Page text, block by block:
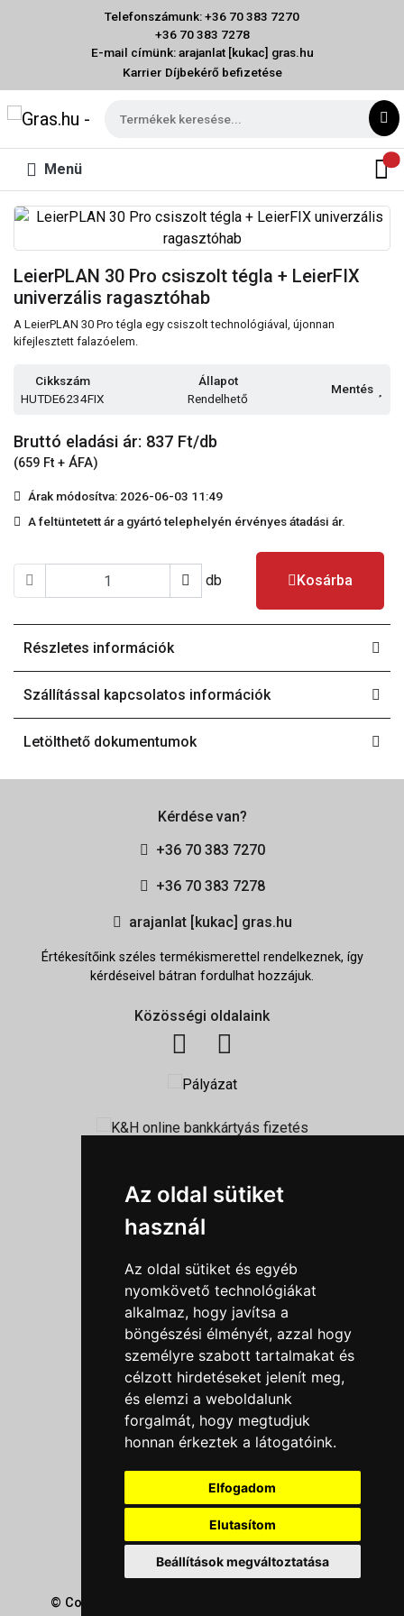
Az oldal sütiket
használ
Az oldal sütiket és egyéb
nyomkövető technológiákat
alkalmaz, hogy javítsa a
böngészési élményét, azzal hogy
személyre szabott tartalmakat és
célzott hirdetéseket jelenít meg,
és elemzi a weboldalunk
forgalmát, hogy megtudjuk
honnan érkeztek a látogatóink.
Elfogadom
Elutasítom
Beállítások megváltoztatása
Telefonszámunk: +36 70 383 7270
+36 70 383 7278
E-mail címünk: arajanlat [kukac] gras.hu
Karrier Díjbekérő befizetése
Menü
LeierPLAN 30 Pro csiszolt tégla + LeierFIX
univerzális ragasztóhab
A LeierPLAN 30 Pro tégla egy csiszolt technológiával, újonnan
kifejlesztett falazóelem.
Cikkszám
HUTDE6234FIX
Állapot
Rendelhető
Mentés
Bruttó eladási ár: 837 Ft/db
(659 Ft + ÁFA)
Árak módosítva: 2026-06-03 11:49
A feltüntetett ár a gyártó telephelyén érvényes átadási ár.
db Kosárba
Részletes információk
Szállítással kapcsolatos információk
Letölthető dokumentumok
Kérdése van?
+36 70 383 7270
+36 70 383 7278
arajanlat [kukac] gras.hu
Értékesítőink széles termékismerettel rendelkeznek, így
kérdéseivel bátran fordulhat hozzájuk.
Közösségi oldalaink
Információk
Általános szerződési feltételek
Impresszum
Nyereményjáték szabály
Outlet nap nyereményjáték szabályzat
Süti beállítások
Menü
Ajánlatkérés
Szakmai tippek / Újdonságok
Kapcsolat
Letölthető katalógusok
Rólunk
Szállítás
© Copyright 2026